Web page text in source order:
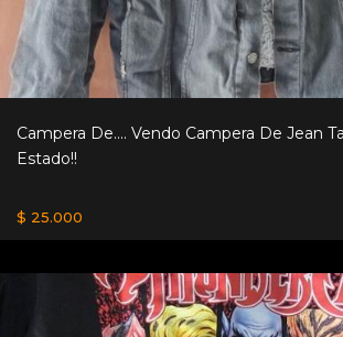
Campera De.... Vendo Campera De Jean
Estado!!
$ 25.000